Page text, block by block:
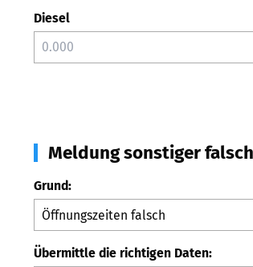
Diesel
Meldung sonstiger
Grund:
Übermittle die richtigen Daten: